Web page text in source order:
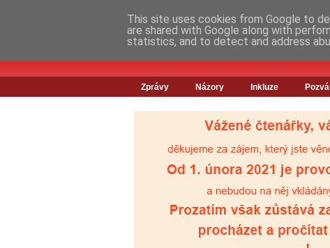
Zprávy Názory Inkluze
This site uses cookies from Google to
are shared with Google along with
statistics, and to detect and address